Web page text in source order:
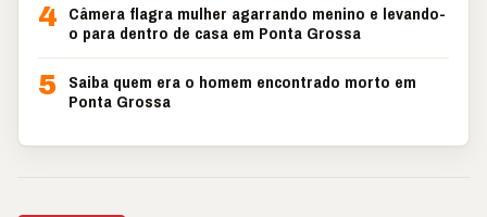
4 Câmera flagra mulher agarrando menino e levando-
o para dentro de casa em Ponta Grossa
5 Saiba quem era o homem encontrado morto em
Ponta Grossa